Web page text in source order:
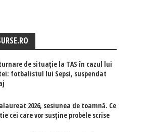
de situație la TAS în cazul lui
fotbalistul lui Sepsi, suspendat
2026, sesiunea de toamnă. Ce
cei care vor susține probele scrise